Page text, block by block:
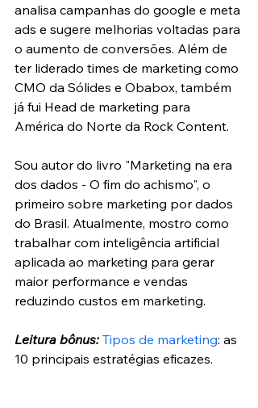
analisa campanhas do google e meta
ads e sugere melhorias voltadas para
o aumento de conversões. Além de
ter liderado times de marketing como
CMO da Sólides e Obabox, também
já fui Head de marketing para
América do Norte da Rock Content.
Sou autor do livro "Marketing na era
dos dados - O fim do achismo", o
primeiro sobre marketing por dados
do Brasil. Atualmente, mostro como
trabalhar com inteligência artificial
aplicada ao marketing para gerar
maior performance e vendas
reduzindo custos em marketing.
Leitura bônus: Tipos de marketing: as
10 principais estratégias eficazes.